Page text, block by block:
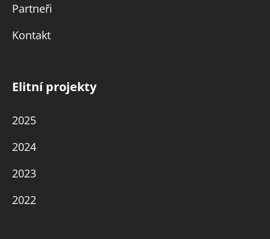
Partneři
Kontakt
Elitní projekty
2025
2024
2023
2022